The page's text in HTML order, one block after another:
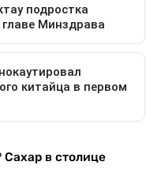
Сахар в столице